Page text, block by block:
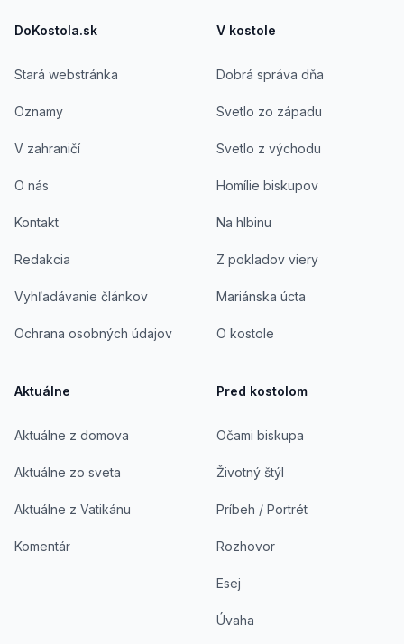
DoKostola.sk
Stará webstránka
Oznamy
V zahraničí
O nás
Kontakt
Redakcia
Vyhľadávanie článkov
Ochrana osobných údajov
Aktuálne
Aktuálne z domova
Aktuálne zo sveta
Aktuálne z Vatikánu
Komentár
V kostole
Dobrá správa dňa
Svetlo zo západu
Svetlo z východu
Homílie biskupov
Na hlbinu
Z pokladov viery
Mariánska úcta
O kostole
Pred kostolom
Očami biskupa
Životný štýl
Príbeh / Portrét
Rozhovor
Esej
Úvaha